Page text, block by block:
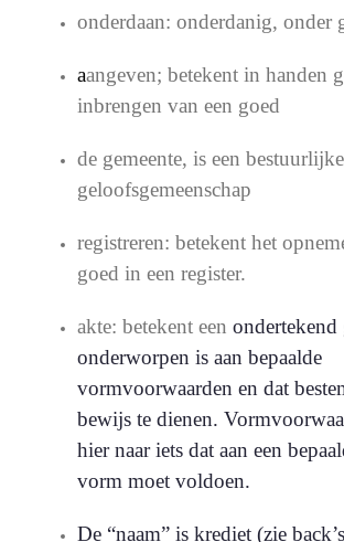
onderdaan: onderdanig, onder
aangeven; betekent in handen
inbrengen van een goed
de gemeente, is een
geloofsgemeenschap
registreren: betekent het
goed in een register.
akte: betekent een ondertekend
onderworpen is aan bepaalde
vormvoorwaarden en dat
bewijs te dienen.
hier naar iets dat aan een
vorm moet voldoen.
De “naam” is krediet (zie